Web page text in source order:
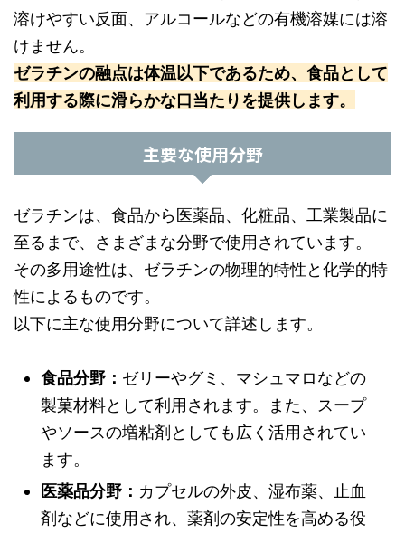
溶けやすい反面、アルコールなどの有機溶媒には溶
けません。
ゼラチンの融点は体温以下であるため、食品として
利用する際に滑らかな口当たりを提供します。
主要な使用分野
ゼラチンは、食品から医薬品、化粧品、工業製品に
至るまで、さまざまな分野で使用されています。
その多用途性は、ゼラチンの物理的特性と化学的特
性によるものです。
以下に主な使用分野について詳述します。
食品分野： ゼリーやグミ、マシュマロなどの
製菓材料として利用されます。また、スープ
やソースの増粘剤としても広く活用されてい
ます。
医薬品分野： カプセルの外皮、湿布薬、止血
剤などに使用され、薬剤の安定性を高める役